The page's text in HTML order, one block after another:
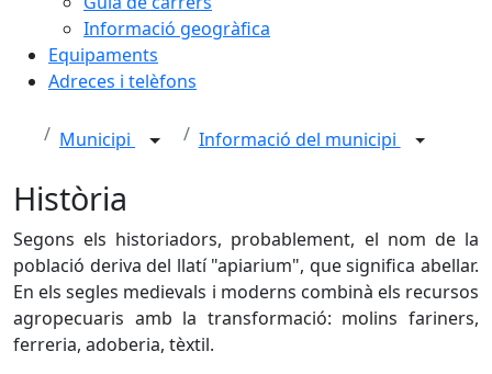
Informació geogràfica
Equipaments
Adreces i telèfons
Municipi Informació del municipi
Història
Segons els historiadors, probablement, el nom de la
població deriva del llatí "apiarium", que significa abellar.
En els segles medievals i moderns combinà els recursos
agropecuaris amb la transformació: molins fariners,
ferreria, adoberia, tèxtil.